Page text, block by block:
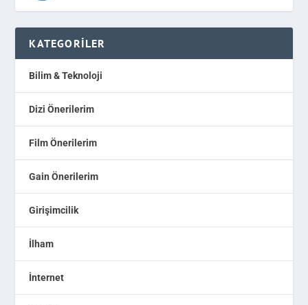
KATEGORILER
Bilim & Teknoloji
Dizi Önerilerim
Film Önerilerim
Gain Önerilerim
Girişimcilik
İlham
İnternet